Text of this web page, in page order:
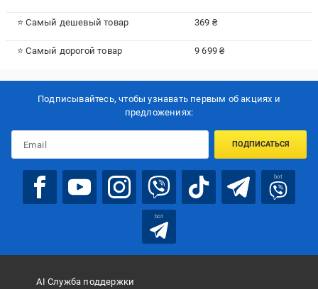
⭐ Самый дешевый товар 369 ₴
⭐ Самый дорогой товар 9 699 ₴
Подписывайтесь, чтобы узнавать первым об акцияx и
предложениях:
ПОДПИСАТЬСЯ
bot
bot
AI Служба поддержки